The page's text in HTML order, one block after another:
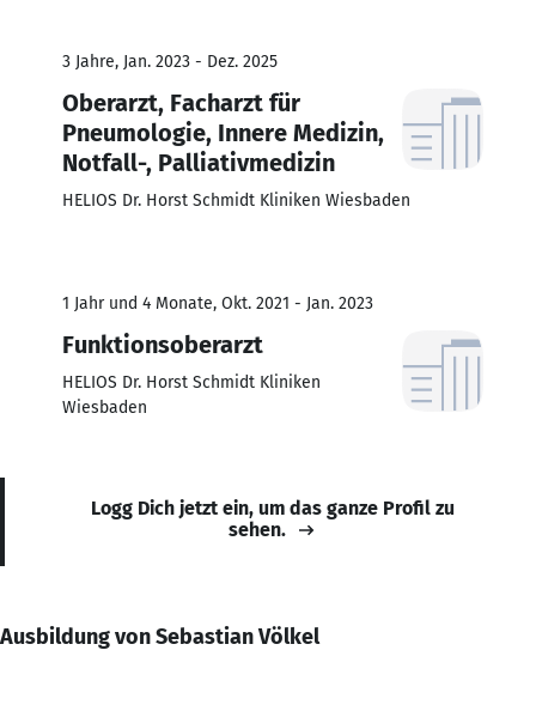
3 Jahre, Jan. 2023 - Dez. 2025
Oberarzt, Facharzt für
Pneumologie, Innere Medizin,
Notfall-, Palliativmedizin
HELIOS Dr. Horst Schmidt Kliniken Wiesbaden
1 Jahr und 4 Monate, Okt. 2021 - Jan. 2023
Funktionsoberarzt
HELIOS Dr. Horst Schmidt Kliniken
Wiesbaden
Logg Dich jetzt ein, um das ganze Profil zu
sehen.
Ausbildung von Sebastian Völkel